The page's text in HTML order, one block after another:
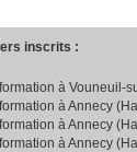
inscrits :
à Vouneuil-
à Annecy
à Annecy
à Annecy